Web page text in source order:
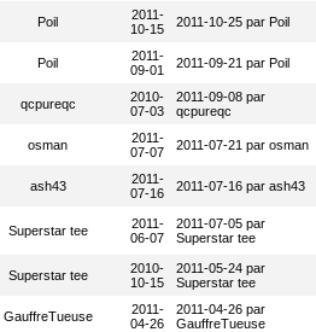
Poil
2011-
10-15
2011-10-25 par Poil
Poil
2011-
09-01
2011-09-21 par Poil
qcpureqc
2010-
07-03
2011-09-08 par
qcpureqc
osman
2011-
07-07
2011-07-21 par osman
ash43
2011-
07-16
2011-07-16 par ash43
Superstar tee
2011-
06-07
2011-07-05 par
Superstar tee
Superstar tee
2010-
10-15
2011-05-24 par
Superstar tee
GauffreTueuse
2011-
04-26
2011-04-26 par
GauffreTueuse